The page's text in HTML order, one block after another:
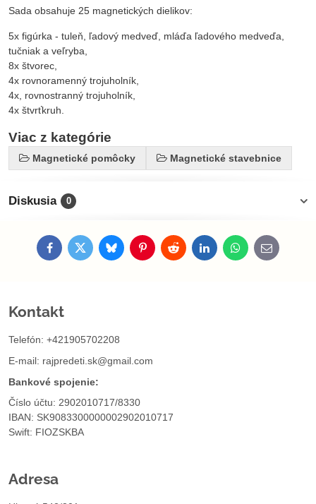
Sada obsahuje 25 magnetických dielikov:
5x figúrka - tuleň, ľadový medveď, mláďa ľadového medveďa,
tučniak a veľryba,
8x štvorec,
4x rovnoramenný trojuholník,
4x, rovnostranný trojuholník,
4x štvrťkruh.
Viac z kategórie
Magnetické pomôcky Magnetické stavebnice
Diskusia 0
FacebookTwitterBlueskyPinterestRedditLinkedInWhatsApp
E-
mail
Kontakt
Telefón: +421905702208
E-mail: rajpredeti.sk@gmail.com
Bankové spojenie:
Číslo účtu: 2902010717/8330
IBAN: SK9083300000002902010717
Swift: FIOZSKBA
Adresa